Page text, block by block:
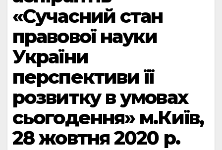
«Сучасний стан
правової науки
України
перспективи її
розвитку в умовах
сьогодення» м.Київ,
28 жовтня 2020 р.